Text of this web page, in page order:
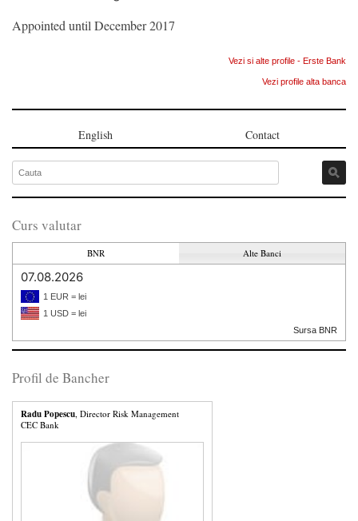
Appointed until December 2017
Vezi si alte profile - Erste Bank
Vezi profile alta banca
English Contact
Curs valutar
BNR Alte Banci
07.08.2026
1 EUR = lei
1 USD = lei
Sursa BNR
Profil de Bancher
Radu Popescu, Director Risk Management
CEC Bank